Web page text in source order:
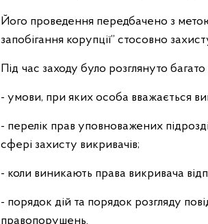
Його проведення передбачено з
запобігання корупції” стосовно
Під час заходу було розглянуто
- умови, при яких особа вважається
- перелік прав уповноважених
сфері захисту викривачів;
- коли виникають права викривача
- порядок дій та порядок розгляду
правопорушень.